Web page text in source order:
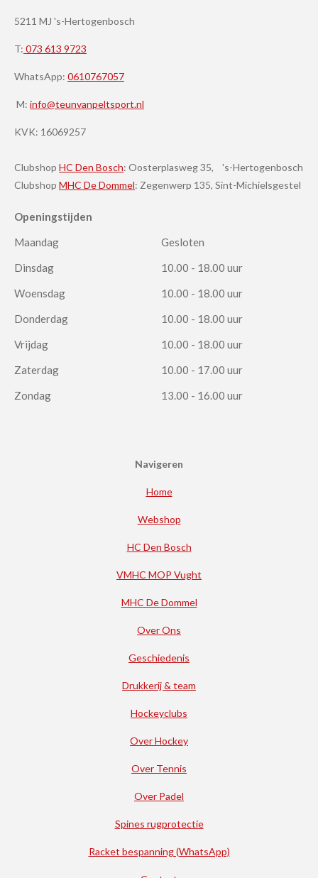
5211 MJ 's-Hertogenbosch
T: 073 613 9723
WhatsApp: 0610767057
M: info@teunvanpeltsport.nl
KVK: 16069257
Clubshop HC Den Bosch: Oosterplasweg 35, 's-Hertogenbosch
Clubshop MHC De Dommel: Zegenwerp 135, Sint-Michielsgestel
Openingstijden
Maandag
Gesloten
Dinsdag
10.00 - 18.00 uur
Woensdag
10.00 - 18.00 uur
Donderdag
10.00 - 18.00 uur
Vrijdag
10.00 - 18.00 uur
Zaterdag
10.00 - 17.00 uur
Zondag
13.00 - 16.00 uur
Navigeren
Home
Webshop
HC Den Bosch
VMHC MOP Vught
MHC De Dommel
Over Ons
Geschiedenis
Drukkerij & team
Hockeyclubs
Over Hockey
Over Tennis
Over Padel
Spines rugprotectie
Racket bespanning (WhatsApp)